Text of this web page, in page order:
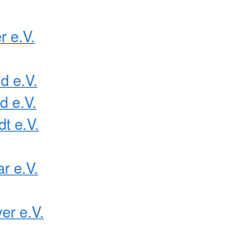
e.V.
e.V.
e.V.
e.V.
e.V.
e.V.